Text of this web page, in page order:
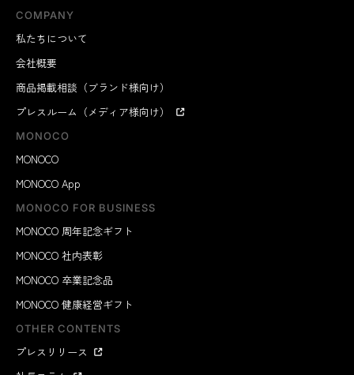
COMPANY
私たちについて
会社概要
商品掲載相談（ブランド様向け）
プレスルーム（メディア様向け）
MONOCO
MONOCO
MONOCO App
MONOCO FOR BUSINESS
MONOCO 周年記念ギフト
MONOCO 社内表彰
MONOCO 卒業記念品
MONOCO 健康経営ギフト
OTHER CONTENTS
プレスリリース